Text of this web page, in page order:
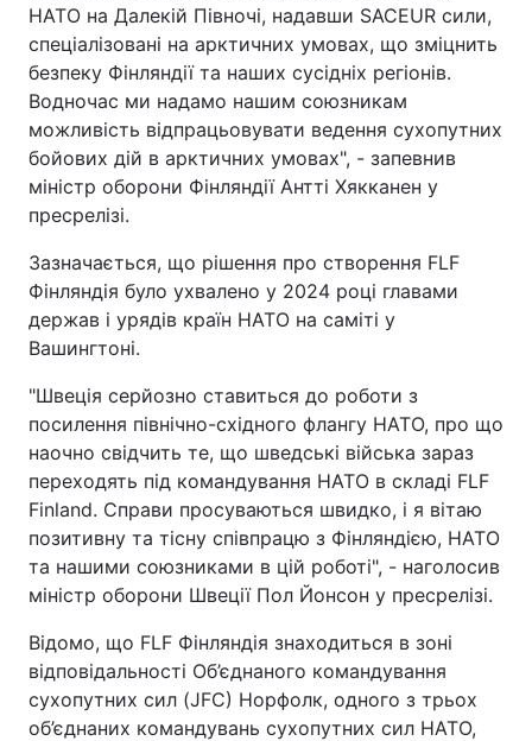
НАТО на Далекій Півночі, надавши SACEUR сили,
спеціалізовані на арктичних умовах, що зміцнить
безпеку Фінляндії та наших сусідніх регіонів.
Водночас ми надамо нашим союзникам
можливість відпрацьовувати ведення сухопутних
бойових дій в арктичних умовах", - запевнив
міністр оборони Фінляндії Антті Хякканен у
пресрелізі.
Зазначається, що рішення про створення FLF
Фінляндія було ухвалено у 2024 році главами
держав і урядів країн НАТО на саміті у
Вашингтоні.
"Швеція серйозно ставиться до роботи з
посилення північно-східного флангу НАТО, про що
наочно свідчить те, що шведські війська зараз
переходять під командування НАТО в складі FLF
Finland. Справи просуваються швидко, і я вітаю
позитивну та тісну співпрацю з Фінляндією, НАТО
та нашими союзниками в цій роботі", - наголосив
міністр оборони Швеції Пол Йонсон у пресрелізі.
Відомо, що FLF Фінляндія знаходиться в зоні
відповідальності Об’єднаного командування
сухопутних сил (JFC) Норфолк, одного з трьох
об’єднаних командувань сухопутних сил НАТО,